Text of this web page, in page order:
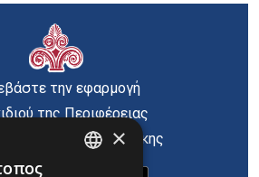
την εφαρμογή
της Περιφέρειας
Μακεδονίας Θράκης
×